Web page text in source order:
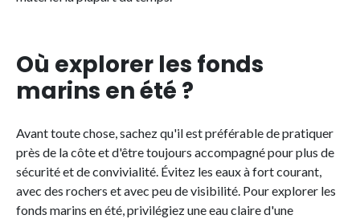
Où explorer les fonds
marins en été ?
Avant toute chose, sachez qu'il est préférable de pratiquer
près de la côte et d'être toujours accompagné pour plus de
sécurité et de convivialité. Évitez les eaux à fort courant,
avec des rochers et avec peu de visibilité. Pour explorer les
fonds marins en été, privilégiez une eau claire d'une